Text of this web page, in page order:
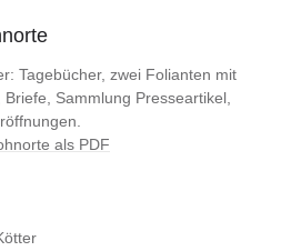
Tagebücher, zwei Folianten mit
Sammlung Presseartikel,
als PDF